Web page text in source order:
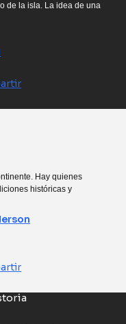
de la isla. La idea de una
Hay quienes
históricas y